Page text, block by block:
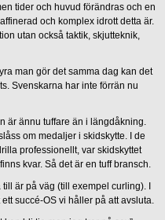
tider och huvud förändras och en
och komplex idrott detta är.
utan också taktik, skjutteknik,
man gör det samma dag kan det
Svenskarna har inte förrän nu
är ännu tuffare än i längdåkning.
om medaljer i skidskytte. I de
professionellt, var skidskyttet
kvar. Så det är en tuff bransch.
är på väg (till exempel curling). I
succé-OS vi håller på att avsluta.